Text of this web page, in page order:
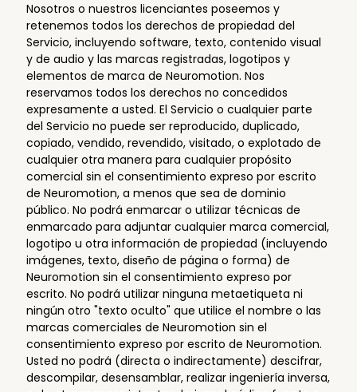
Nosotros o nuestros licenciantes poseemos y
retenemos todos los derechos de propiedad del
Servicio, incluyendo software, texto, contenido visual
y de audio y las marcas registradas, logotipos y
elementos de marca de Neuromotion. Nos
reservamos todos los derechos no concedidos
expresamente a usted. El Servicio o cualquier parte
del Servicio no puede ser reproducido, duplicado,
copiado, vendido, revendido, visitado, o explotado de
cualquier otra manera para cualquier propósito
comercial sin el consentimiento expreso por escrito
de Neuromotion, a menos que sea de dominio
público. No podrá enmarcar o utilizar técnicas de
enmarcado para adjuntar cualquier marca comercial,
logotipo u otra información de propiedad (incluyendo
imágenes, texto, diseño de página o forma) de
Neuromotion sin el consentimiento expreso por
escrito. No podrá utilizar ninguna metaetiqueta ni
ningún otro "texto oculto" que utilice el nombre o las
marcas comerciales de Neuromotion sin el
consentimiento expreso por escrito de Neuromotion.
Usted no podrá (directa o indirectamente) descifrar,
descompilar, desensamblar, realizar ingeniería inversa,